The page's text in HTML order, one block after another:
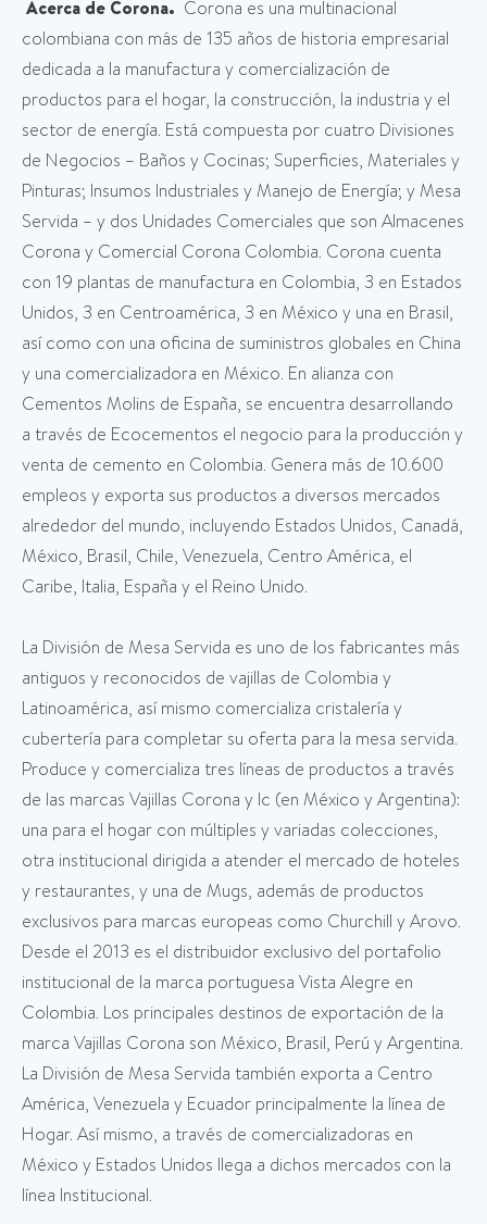
Acerca de Corona. Corona es una multinacional
colombiana con más de 135 años de historia empresarial
dedicada a la manufactura y comercialización de
productos para el hogar, la construcción, la industria y el
sector de energía. Está compuesta por cuatro Divisiones
de Negocios – Baños y Cocinas; Superficies, Materiales y
Pinturas; Insumos Industriales y Manejo de Energía; y Mesa
Servida – y dos Unidades Comerciales que son Almacenes
Corona y Comercial Corona Colombia. Corona cuenta
con 19 plantas de manufactura en Colombia, 3 en Estados
Unidos, 3 en Centroamérica, 3 en México y una en Brasil,
así como con una oficina de suministros globales en China
y una comercializadora en México. En alianza con
Cementos Molins de España, se encuentra desarrollando
a través de Ecocementos el negocio para la producción y
venta de cemento en Colombia. Genera más de 10.600
empleos y exporta sus productos a diversos mercados
alrededor del mundo, incluyendo Estados Unidos, Canadá,
México, Brasil, Chile, Venezuela, Centro América, el
Caribe, Italia, España y el Reino Unido.
La División de Mesa Servida es uno de los fabricantes más
antiguos y reconocidos de vajillas de Colombia y
Latinoamérica, así mismo comercializa cristalería y
cubertería para completar su oferta para la mesa servida.
Produce y comercializa tres líneas de productos a través
de las marcas Vajillas Corona y lc (en México y Argentina):
una para el hogar con múltiples y variadas colecciones,
otra institucional dirigida a atender el mercado de hoteles
y restaurantes, y una de Mugs, además de productos
exclusivos para marcas europeas como Churchill y Arovo.
Desde el 2013 es el distribuidor exclusivo del portafolio
institucional de la marca portuguesa Vista Alegre en
Colombia. Los principales destinos de exportación de la
marca Vajillas Corona son México, Brasil, Perú y Argentina.
La División de Mesa Servida también exporta a Centro
América, Venezuela y Ecuador principalmente la línea de
Hogar. Así mismo, a través de comercializadoras en
México y Estados Unidos llega a dichos mercados con la
línea Institucional.